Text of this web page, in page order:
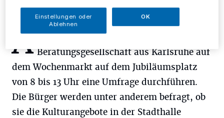
A m Samstag, 5. August, wird die Symbios
Beratungsgesellschaft aus Karlsruhe auf
dem Wochenmarkt auf dem Jubiläumsplatz
von 8 bis 13 Uhr eine Umfrage durchführen.
Die Bürger werden unter anderem befragt, ob
sie die Kulturangebote in der Stadthalle
Einstellungen oder
Ablehnen
OK